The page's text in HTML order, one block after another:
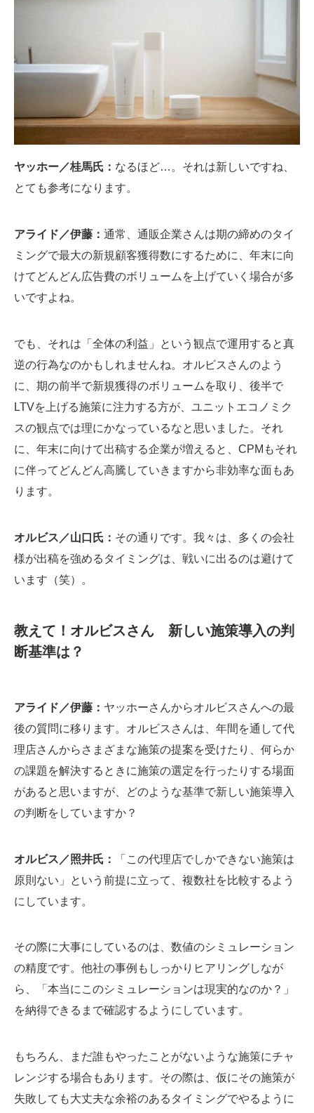
ヤッホー／桂馬氏： なるほど…。それは新しいですね、
とても参考になります。
アライド／伊藤： 通常、通販企業さんは期の締めのタイ
ミングで最大の新規顧客獲得数にするために、年末に向
けてどんどん広告費のボリュームを上げていく場合が多
いですよね。
でも、それは「全体の利益」という観点で運用すると真
逆の行為なのかもしれませんね。オルビスさんのよう
に、期の前半で新規獲得のボリュームを取り、後半で
LTVを上げる施策に注力する方が、ユニットエコノミク
スの観点では理にかなっているなと思いました。それ
に、年末に向けて出稿する企業が増えると、CPMもそれ
に伴ってどんどん高騰していきますから非効率な面もあ
ります。
オルビス／山口氏： その通りです。我々は、多くの会社
様が出稿を強めるタイミングは、戦いに出るのは避けて
います（笑）。
教えて！オルビスさん 新しい施策導入の判
断基準は？
アライド／伊藤： ヤッホーさんからオルビスさんへの最
後の質問に移ります。オルビスさんは、年間を通して代
理店さんからさまざまな施策の提案を受けたり、何らか
の課題を解決するときに施策の選定を行ったりする場面
があると思いますが、どのような基準で新しい施策導入
の判断をしていますか？
オルビス／照井氏：
「この代理店でしかできない施策は
原則ない」という前提に立って、複数社を比較するよう
にしています。
その際に大事にしているのは、数値のシミュレーション
の精度です。他社の事例もしっかりヒアリングしなが
ら、「本当にこのシミュレーションは現実的なのか？」
を納得できるまで確認するようにしています。
もちろん、まだ誰もやったことがないような施策にチャ
レンジする場合もあります。その際は、仮にその施策が
失敗しても大丈夫な余裕のあるタイミングでやるように